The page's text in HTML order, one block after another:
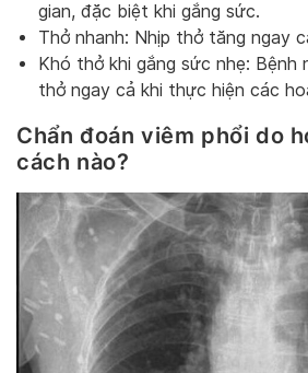
gian, đặc biệt khi gắng sức.
Thở nhanh: Nhịp thở tăng ngay
Khó thở khi gắng sức nhẹ: Bệnh
thở ngay cả khi thực hiện các
Chẩn đoán viêm phổi do
cách nào?